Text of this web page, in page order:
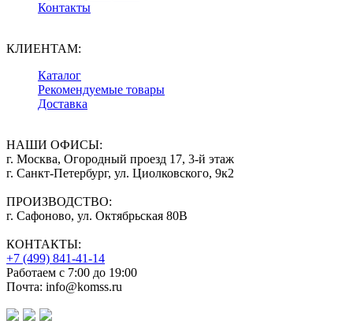
Контакты
КЛИЕНТАМ:
Каталог
Рекомендуемые товары
Доставка
НАШИ ОФИСЫ:
г. Москва, Огородный проезд 17, 3-й этаж
г. Санкт-Петербург, ул. Циолковского, 9к2
ПРОИЗВОДСТВО:
г. Сафоново, ул. Октябрьская 80В
КОНТАКТЫ:
+7 (499) 841-41-14
Работаем с 7:00 до 19:00
Почта: info@komss.ru